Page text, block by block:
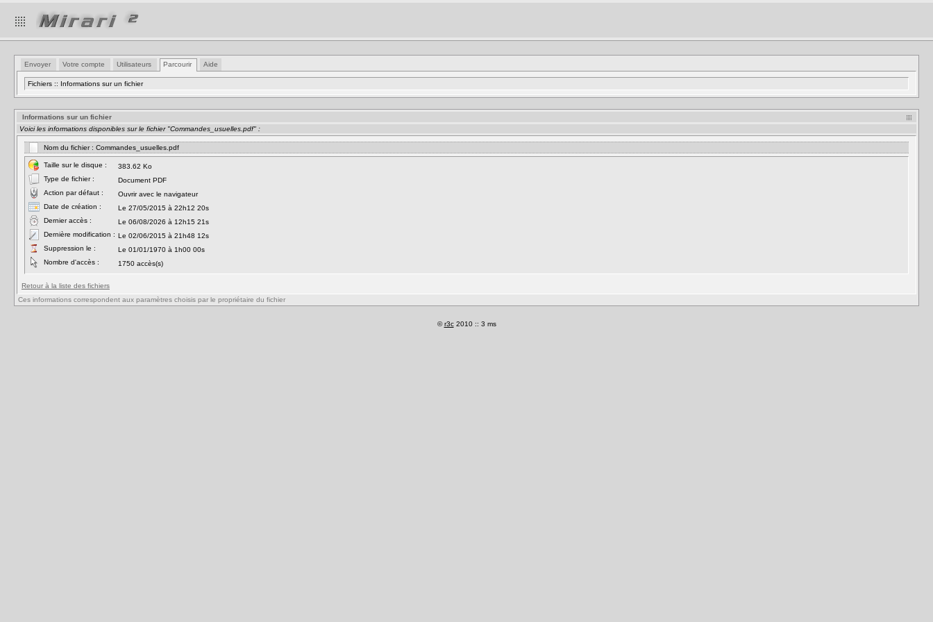
Envoyer Votre compte Utilisateurs Parcourir Aide
Fichiers :: Informations sur un fichier
Informations sur un fichier
Voici les informations disponibles sur le fichier "Commandes_usuelles.pdf" :
Nom du fichier : Commandes_usuelles.pdf
Taille sur le disque :
383.62 Ko
Type de fichier :
Document PDF
Action par défaut :
Ouvrir avec le navigateur
Date de création :
Le 27/05/2015 à 22h12 20s
Dernier accès :
Le 06/08/2026 à 12h15 21s
Dernière modification : Le 02/06/2015 à 21h48 12s
Suppression le :
Le 01/01/1970 à 1h00 00s
Nombre d'accès :
1750 accès(s)
Retour à la liste des fichiers
Ces informations correspondent aux paramètres choisis par le propriétaire du fichier
©r3c2010 :: 3 ms